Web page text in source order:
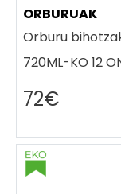
ORBURUAK
Orburu
720ML-KO 12
72€